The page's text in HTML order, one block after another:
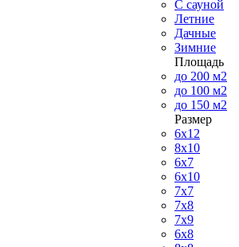
С сауной
Летние
Дачные
Зимние
Площадь
до 200 м2
до 100 м2
до 150 м2
Размер
6х12
8х10
6х7
6х10
7х7
7х8
7х9
6х8